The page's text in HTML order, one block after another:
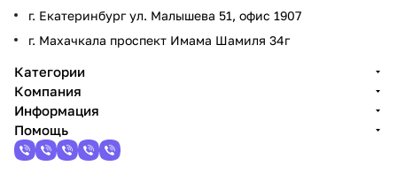
г. Екатеринбург ул. Малышева 51, офис 1907
г. Махачкала проспект Имама Шамиля 34г
Категории
Компания
Информация
Помощь